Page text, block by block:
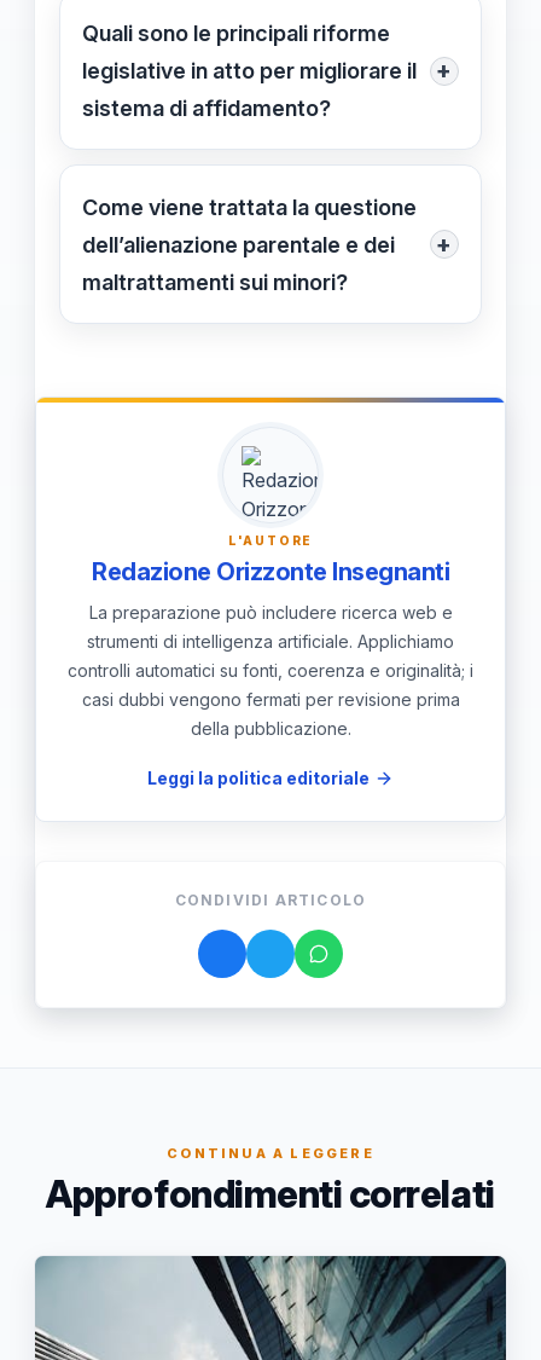
chiede di indirizzare le risorse verso il
sostegno delle famiglie, per ridurre
separazioni non necessarie e traumi.
Quali sono le principali riforme
legislative in atto per migliorare il
sistema di affidamento?
+
Il disegno di legge Roccella-Nordio
mira a creare un censimento delle
strutture e migliorare la
comunicazione tra tribunali e servizi
Come viene trattata la questione
dell’alienazione parentale e dei
maltrattamenti sui minori?
+
Il fenomeno dell’alienazione parentale
scientifico e può essere
strumentalizzato; la violenza
domestica viene riconosciuta come
causa di maltrattamento e
traumatizzazione dei minori.
L'AUTORE
Redazione Orizzonte Insegnanti
La preparazione può includere ricerca web e
strumenti di intelligenza artificiale. Applichiamo
controlli automatici su fonti, coerenza e originalità; i
casi dubbi vengono fermati per revisione prima
della pubblicazione.
Leggi la politica editoriale
CONDIVIDI ARTICOLO
CONTINUA A LEGGERE
Approfondimenti correlati